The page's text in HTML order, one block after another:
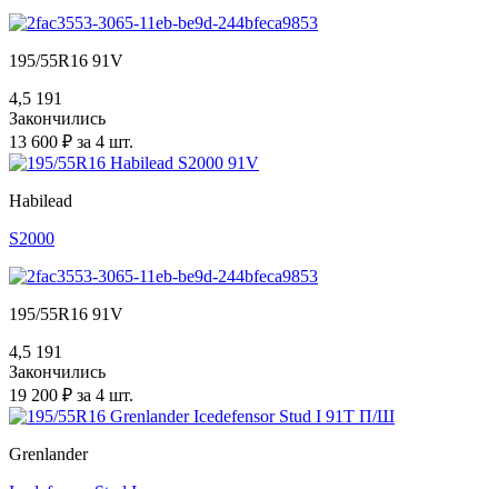
195/55R16 91V
4,5 191
Закончились
13 600 ₽ за 4 шт.
Habilead
S2000
195/55R16 91V
4,5 191
Закончились
19 200 ₽ за 4 шт.
Grenlander